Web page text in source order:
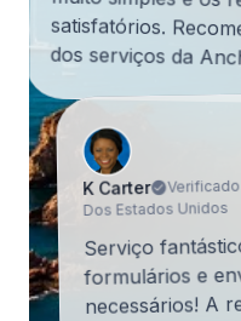
dos serviços da
K Carter Verificado
Dos Estados Unidos
Serviço
formulários e
necessários! A